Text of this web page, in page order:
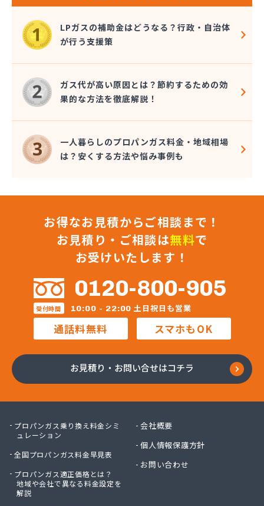
熊本石油株式会社 八代ガスセンター
光永プロパン店
幸輝住設株式会社
広瀬プロパン
荒木商店
合資会社阿蘇プロパン商会
合資会社花田プロパン
合資会社台信商店
佐伯商店
堺プロパン店
三愛オブリガス九州株式会社 熊本営業所
三愛オブリガス九州株式会社 熊本支店
山部石油店
狩場ガス住機株式会社
緒方瓦斯店
小原プロパン
小川商店
昭和電工株式会社熊本ガスセンター
松村石油ガス商会
松島プロパンガス株式会社
上竹プロパン
城南プロパンガス商会
人吉木炭株式会社
西吉美商店
西島燃料店
西部ガスエネルギー株式会社 熊本支店
川口ガス設備
LPガスの補助金はどうなる？行政・自治体
が行う支援策
ガス代が高い原因とは？節約するための効
果的な方法を徹底解説！
一人暮らしのプロパンガス料金・地域相場
は？安くする方法や悩み事例も
お得なお見積からご相談まで！
お見積り・ご相談は無料で
お受けいたします！
0120-800-905
受付時間 10:00 - 22:00 土日祝日も営業
通話料無料 スマホもOK
お見積り・お問い合せはコチラ
プロパンガス乗り換え料金シミ
ュレーション
全国プロパンガス料金早見表
プロパンガス適正価格とは？
地域や会社で異なる料金設定を
解説
会社概要
個人情報保護方針
お問い合わせ